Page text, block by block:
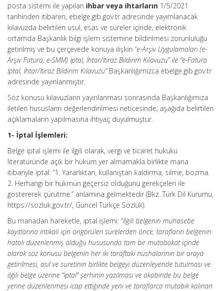
posta sistemi ile yapılan ihbar veya ihtarların 1/5/2021
tarihinden itibaren, ebelge.gib.gov.tr adresinde yayımlanacak
kılavuzda belirtilen usul, esas ve süreler içinde, elektronik
ortamda Başkanlık bilgi işlem sistemine bildirilmesi zorunluluğu
getirilmiş ve bu çerçevede konuya ilişkin “e-Arşiv Uygulamaları (e-
Arşiv Fatura, e-SMM) İptal, İhtar/İtiraz Bildirim Kılavuzu” ile “e-Fatura
İptal, İhtar/İtiraz Bildirim Kılavuzu”Başkanlığımızca ebelge.gib.gov.tr
adresinde yayınlanmıştır.
Söz konusu kılavuzların yayınlanması sonrasında Başkanlığımıza
iletilen hususların değerlendirilmesi neticesinde; aşağıda belirtilen
açıklamaların yapılmasına ihtiyaç duyulmuştur.
1- İptal İşlemleri:
Belge iptal işlemi ile ilgili olarak, vergi ve ticaret hukuku
literatüründe açık bir hüküm yer almamakla birlikte mana
itibariyle iptal: “1. Yararlıktan, kullanıştan kaldırma, silme, bozma.
2. Herhangi bir hükmün geçersiz olduğunu gerekçeleri ile
göstererek çürütme.” anlamına gelmektedir (Bkz. Türk Dil Kurumu,
https://sozluk.gov.tr/, Güncel Türkçe Sözlük).
Bu manadan hareketle, iptal işlemi: “İlgili belgenin muhasebe
kayıtlarına intikali için öngörülen sürelerden önce, tarafların belgenin
hatalı düzenlenmiş olduğu hususunda tam bir mutabakat içinde
olarak söz konusu belgenin her iki taraftaki nüshalarının bir araya
getirilmesi, asıl ve suretinin birlikte belgeyi düzenleyende tutulması ve
ilgili belge üzerine “İptal” şerhinin yazılması ve akabinde bu belge
yerine düzenlenmesi icap ettiğinde yeni ve taraflarca mutabık kalınan